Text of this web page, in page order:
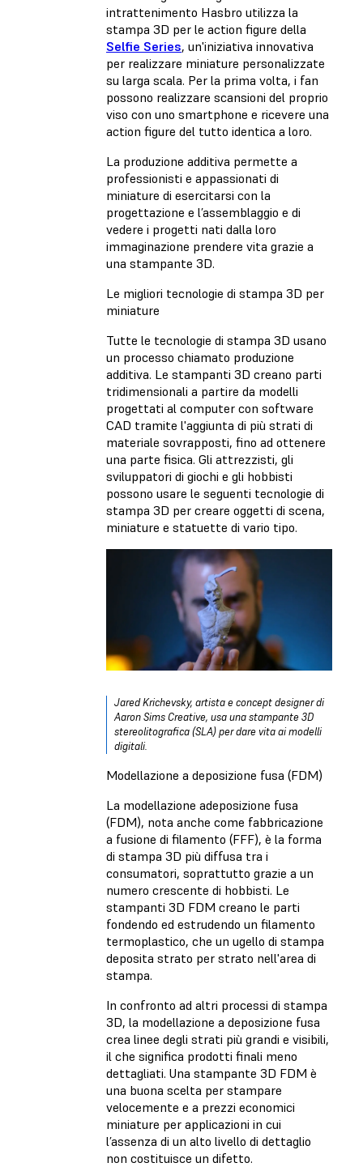
intrattenimento Hasbro utilizza la
stampa 3D per le action figure della
Selfie Series, un'iniziativa innovativa
per realizzare miniature personalizzate
su larga scala. Per la prima volta, i fan
possono realizzare scansioni del proprio
viso con uno smartphone e ricevere una
action figure del tutto identica a loro.
La produzione additiva permette a
professionisti e appassionati di
miniature di esercitarsi con la
progettazione e l’assemblaggio e di
vedere i progetti nati dalla loro
immaginazione prendere vita grazie a
una stampante 3D.
Le migliori tecnologie di stampa 3D per
miniature
Tutte le tecnologie di stampa 3D usano
un processo chiamato produzione
additiva. Le stampanti 3D creano parti
tridimensionali a partire da modelli
progettati al computer con software
CAD tramite l'aggiunta di più strati di
materiale sovrapposti, fino ad ottenere
una parte fisica. Gli attrezzisti, gli
sviluppatori di giochi e gli hobbisti
possono usare le seguenti tecnologie di
stampa 3D per creare oggetti di scena,
miniature e statuette di vario tipo.
Jared Krichevsky, artista e concept designer di
Aaron Sims Creative, usa una stampante 3D
stereolitografica (SLA)per dare vita ai modelli
digitali.
Modellazione a deposizione fusa (FDM)
La modellazione adeposizione fusa
(FDM), nota anche come fabbricazione
a fusione di filamento (FFF), è la forma
di stampa 3D più diffusa tra i
consumatori, soprattutto grazie a un
numero crescente di hobbisti. Le
stampanti 3D FDM creano le parti
fondendo ed estrudendo un filamento
termoplastico, che un ugello di stampa
deposita strato per strato nell'area di
stampa.
In confronto ad altri processi di stampa
3D, la modellazione a deposizione fusa
crea linee degli strati più grandi e visibili,
il che significa prodotti finali meno
dettagliati. Una stampante 3D FDM è
una buona scelta per stampare
velocemente e a prezzi economici
miniature per applicazioni in cui
l’assenza di un alto livello di dettaglio
non costituisce un difetto.